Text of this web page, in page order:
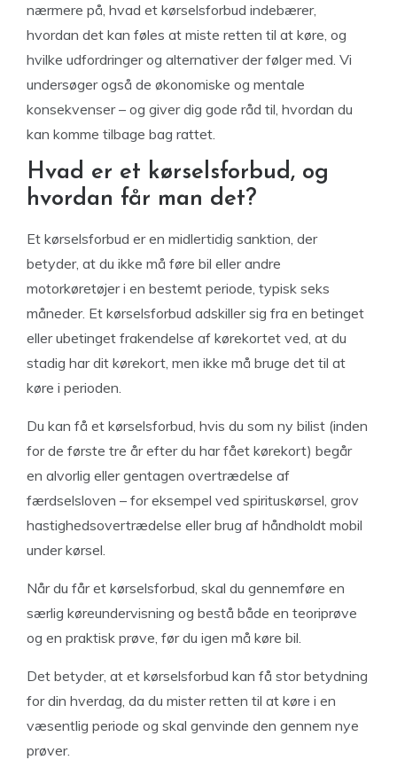
nærmere på, hvad et kørselsforbud indebærer,
hvordan det kan føles at miste retten til at køre, og
hvilke udfordringer og alternativer der følger med. Vi
undersøger også de økonomiske og mentale
konsekvenser – og giver dig gode råd til, hvordan du
kan komme tilbage bag rattet.
Hvad er et kørselsforbud, og
hvordan får man det?
Et kørselsforbud er en midlertidig sanktion, der
betyder, at du ikke må føre bil eller andre
motorkøretøjer i en bestemt periode, typisk seks
måneder. Et kørselsforbud adskiller sig fra en betinget
eller ubetinget frakendelse af kørekortet ved, at du
stadig har dit kørekort, men ikke må bruge det til at
køre i perioden.
Du kan få et kørselsforbud, hvis du som ny bilist (inden
for de første tre år efter du har fået kørekort) begår
en alvorlig eller gentagen overtrædelse af
færdselsloven – for eksempel ved spirituskørsel, grov
hastighedsovertrædelse eller brug af håndholdt mobil
under kørsel.
Når du får et kørselsforbud, skal du gennemføre en
særlig køreundervisning og bestå både en teoriprøve
og en praktisk prøve, før du igen må køre bil.
Det betyder, at et kørselsforbud kan få stor betydning
for din hverdag, da du mister retten til at køre i en
væsentlig periode og skal genvinde den gennem nye
prøver.